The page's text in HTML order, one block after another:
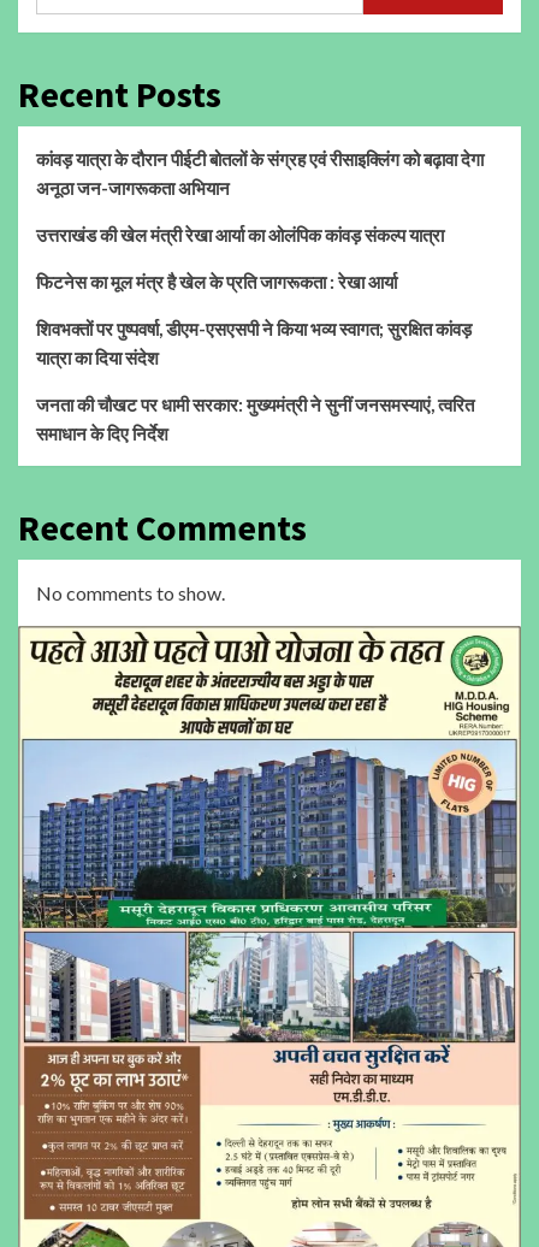
Recent Posts
कांवड़ यात्रा के दौरान पीईटी बोतलों के संग्रह एवं रीसाइक्लिंग को बढ़ावा देगा
अनूठा जन-जागरूकता अभियान
उत्तराखंड की खेल मंत्री रेखा आर्या का ओलंपिक कांवड़ संकल्प यात्रा
फिटनेस का मूल मंत्र है खेल के प्रति जागरूकता : रेखा आर्या
शिवभक्तों पर पुष्पवर्षा, डीएम-एसएसपी ने किया भव्य स्वागत; सुरक्षित कांवड़
यात्रा का दिया संदेश
जनता की चौखट पर धामी सरकार: मुख्यमंत्री ने सुनीं जनसमस्याएं, त्वरित
समाधान के दिए निर्देश
Recent Comments
No comments to show.